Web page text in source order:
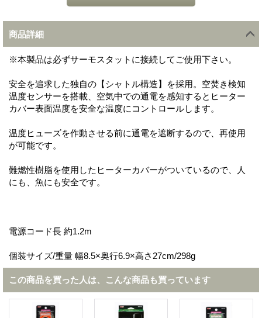
商品詳細
※本製品は必ずサーモスタットに接続してご使用下さい。
安全を追求した独自の【シャトル構造】を採用。空焚き検知
温度センサーを搭載、空気中での通電を感知するとヒーター
カバー表面温度を安全な温度にコントロールします。
温度ヒューズを作動させる前に通電を遮断するので、再使用
が可能です。
難燃性樹脂を使用したヒーターカバーがついているので、人
にも、魚にも安全です。
電源コード長 約1.2m
個装サイズ/重量 幅8.5×奥行6.9×高さ27cm/298g
この商品を買った人は、こんな商品も買っています